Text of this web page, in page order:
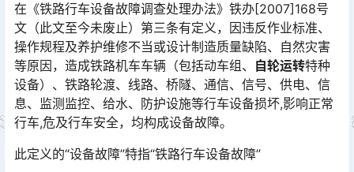
在《铁路行车设备故障调查处理办法》铁办[2007]168号
文（此文至今未废止）第三条有定义，因违反作业标准、
操作规程及养护维修不当或设计制造质量缺陷、自然灾害
等原因，造成铁路机车车辆（包括动车组、󠅅󠅃󠄵󠅂󠄪󠇖󠆨󠆨󠇕󠆞󠆒󠅬󠇘󠆭󠆘󠇙󠆝󠅵󠇗󠆭󠆁󠄐󠇗󠅹󠅸󠇖󠆍󠅳󠇖󠅹󠅰󠇖󠆌󠅹 自轮运转特种
设备）、铁路轮渡、线路、桥隧、通信、信号、供电、信
息、监测监控、给水、防护设施等行车设备损坏,影响正常
行车,危及行车安全，均构成设备故障。
此定义的“设备故障”特指“铁路行车设备故障”